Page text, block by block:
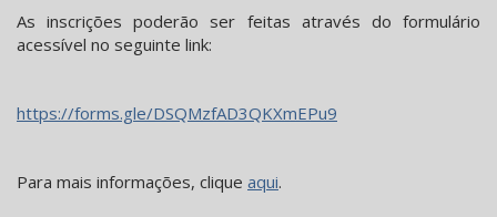
As inscrições poderão ser feitas através do formulário
acessível no seguinte link:
https://forms.gle/DSQMzfAD3QKXmEPu9
Para mais informações, clique aqui.